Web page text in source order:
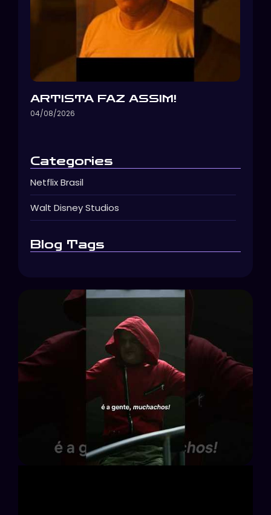
ARTISTA FAZ ASSIM!
04/08/2026
Categories
Netflix Brasil
Walt Disney Studios
Blog Tags